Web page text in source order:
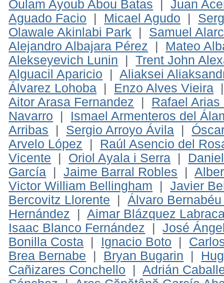
Oulam Ayoub Abou Batas |Juan
Aguado Facio
Micael Agudo
Olawale Akinlabi Park
Samuel
Alejandro Albajara Pérez
Mateo
Alekseyevich Lunin |Trent John
Alguacil Aparicio |Aliaksei
Álvarez Lohoba
Enzo Alves Vieira
Aitor Arasa Fernandez
Rafael Arias
Navarro
Ismael Armenteros del
Arribas
Sergio Arroyo Ávila
Arvelo López
Raúl Asencio del
Vicente
Oriol Ayala i Serra
García |Jaime Barral Robles |
Victor William Bellingham |Javier
Bercovitz Llorente |Álvaro
Hernández |Aimar Blázquez
Isaac Blanco Fernández |José
Bonilla Costa
Ignacio Boto
Brea Bernabe
Bryan Bugarin
Cañizares Conchello |Adrián